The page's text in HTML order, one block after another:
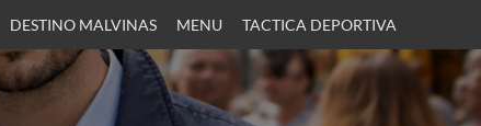
DESTINO MALVINAS MENU TACTICA DEPORTIVA